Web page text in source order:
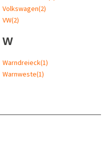
Volkswagen(2)
VW(2)
W
Warndreieck(1)
Warnweste(1)